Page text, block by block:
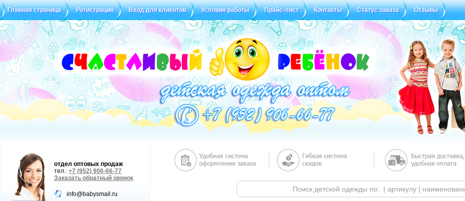
Главная страница Регистрация Вход для клиентов Условия работы Прайс-лист Контакты Статус заказа Отзывы
отдел оптовых продаж
тел.: +7 (952) 906-66-77
Заказать обратный звонок
info@babysmail.ru